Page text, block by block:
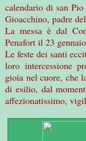
calendario di san
Gioacchino, padre
La messa è dal
Penafort il 23
Le feste dei santi
loro intercessione
gioia nel cuore, che
di esilio, dal
affezionatissimo,